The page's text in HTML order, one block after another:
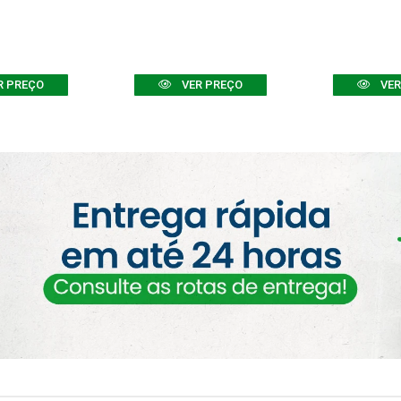
PREÇO VER PREÇO